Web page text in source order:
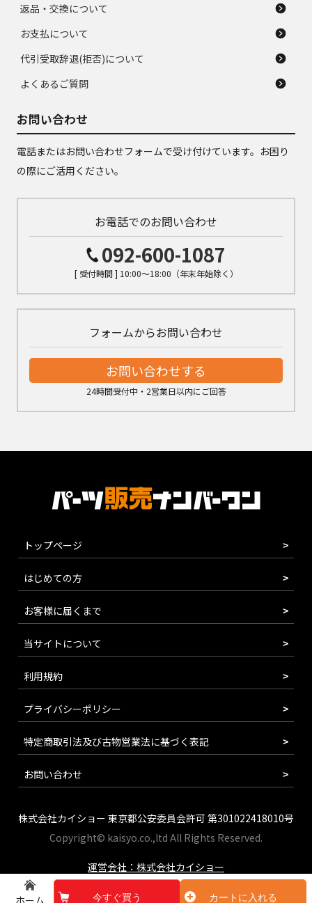
ホーム 今すぐ買う カートに入れる
返品・交換について
お支払について
代引受取辞退(拒否)について
よくあるご質問
お問い合わせ
電話またはお問い合わせフォームで受け付けています。お困り
の際にご活用ください。
お電話でのお問い合わせ
092-600-1087
[ 受付時間 ] 10:00～18:00（年末年始除く）
フォームからお問い合わせ
お問い合わせする
24時間受付中・2営業日以内にご回答
トップページ
はじめての方
お客様に届くまで
当サイトについて
利用規約
プライバシーポリシー
特定商取引法及び古物営業法に基づく表記
お問い合わせ
株式会社カイショー 東京都公安委員会許可 第301022418010号
Copyright© kaisyo.co.,ltd All Rights Reserved.
運営会社：株式会社カイショー